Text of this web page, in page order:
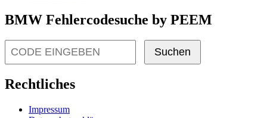
BMW Fehlercodesuche by PEEM
Suchen
Rechtliches
Impressum